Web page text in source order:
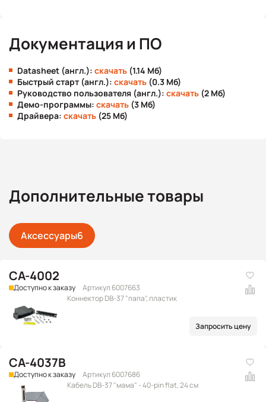
Документация и ПО
Datasheet (англ.): скачать (1.14 Мб)
Быстрый старт (англ.): скачать (0.3 Мб)
Руководство пользователя (англ.): скачать (2 Мб)
Демо-программы: скачать (3 Мб)
Драйвера: скачать (25 Мб)
Дополнительные товары
Аксессуары6
CA-4002
Доступно к заказу
Артикул 6007663
Коннектор DB-37 "папа", пластик
Запросить цену
CA-4037B
Доступно к заказу
Артикул 6007686
Кабель DB-37 "мама" - 40-pin flat, 24 см